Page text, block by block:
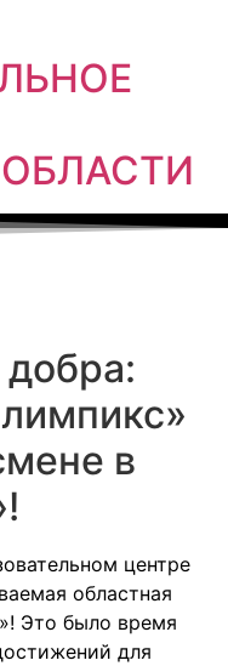
в
центре
областная
Это было время
для